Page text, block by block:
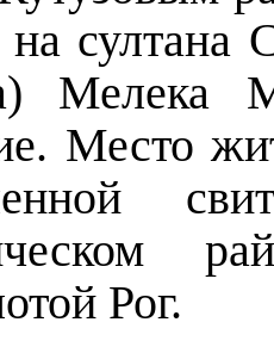
на султана
Мелека
Место
Рог.